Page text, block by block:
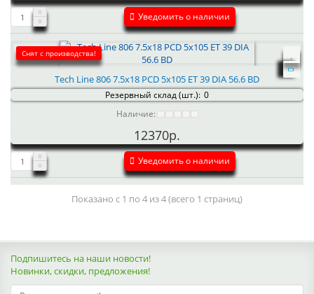
Уведомить о наличии
Снят с производства!
Tech Line 806 7.5x18 PCD 5x105 ET 39 DIA 56.6 BD
Резервный склад (шт.): 0
Наличие:
12370р.
Уведомить о наличии
Показано с 1 по 4 из 4 (всего 1 страниц)
Подпишитесь на наши новости!
Новинки, скидки, предложения!